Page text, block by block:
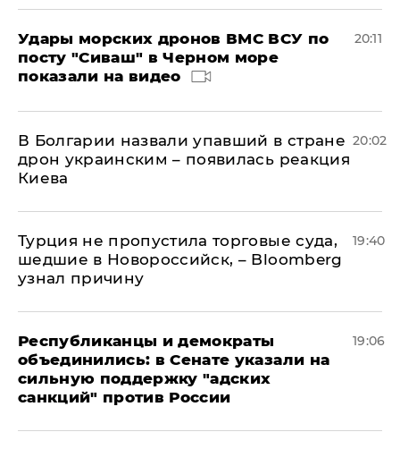
Удары морских дронов ВМС ВСУ по
посту "Сиваш" в Черном море
показали на видео
20:11
В Болгарии назвали упавший в стране
дрон украинским – появилась реакция
Киева
20:02
Турция не пропустила торговые суда,
шедшие в Новороссийск, – Bloomberg
узнал причину
19:40
Республиканцы и демократы
объединились: в Сенате указали на
сильную поддержку "адских
санкций" против России
19:06